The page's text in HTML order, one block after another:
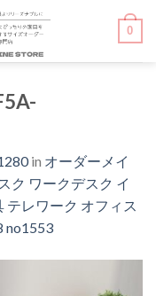
0
in オーダーメイ
ク ワークデスク イ
テレワーク オフィス
no1553